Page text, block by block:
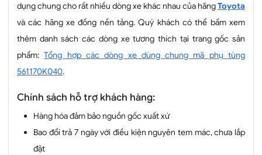
dụng chung cho rất nhiều dòng xe khác nhau của hãngToyota
và các hãng xe đồng nền tảng. Quý khách có thể bấm xem
thêm danh sách các dòng xe tương thích tại trang gốc sản
phẩm:Tổng hợp các dòng xe dùng chung mã phụ tùng
561170K040.
Chính sách hỗ trợ khách hàng:
Hàng hóa đảm bảo nguồn gốc xuất xứ
Bao đổi trả 7 ngày với điều kiện nguyên tem mác, chưa lắp
đặt